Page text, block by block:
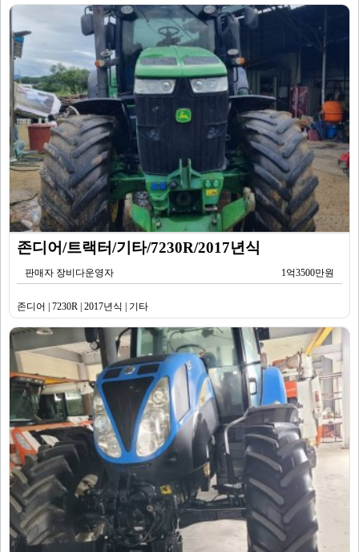
존디어/트랙터/기타/7230R/2017년식
판매자 장비다운영자 1억3500만원
존디어 | 7230R | 2017년식 | 기타